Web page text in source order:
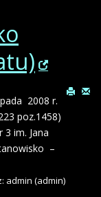
2008 r.
poz.1458)
im. Jana
–
admin (admin)